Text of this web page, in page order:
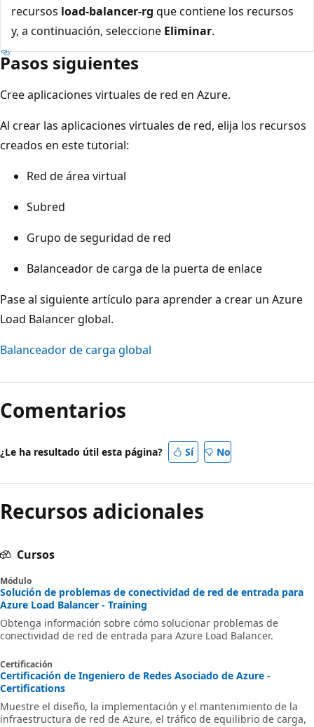
recursos load-balancer-rg que contiene los recursos
y, a continuación, seleccione Eliminar.
Pasos siguientes
Cree aplicaciones virtuales de red en Azure.
Al crear las aplicaciones virtuales de red, elija los recursos
creados en este tutorial:
Red de área virtual
Subred
Grupo de seguridad de red
Balanceador de carga de la puerta de enlace
Pase al siguiente artículo para aprender a crear un Azure
Load Balancer global.
Balanceador de carga global
Comentarios
¿Le ha resultado útil esta página? Sí No
Recursos adicionales
Cursos
Módulo
Solución de problemas de conectividad de red de entrada para
Azure Load Balancer - Training
Obtenga información sobre cómo solucionar problemas de
conectividad de red de entrada para Azure Load Balancer.
Certificación
Certificación de Ingeniero de Redes Asociado de Azure -
Certifications
Muestre el diseño, la implementación y el mantenimiento de la
infraestructura de red de Azure, el tráfico de equilibrio de carga,